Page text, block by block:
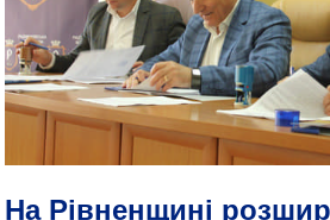
На Рівненщині